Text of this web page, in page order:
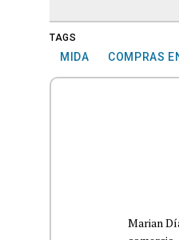
TAGS
MIDA COMPRAS
Marian